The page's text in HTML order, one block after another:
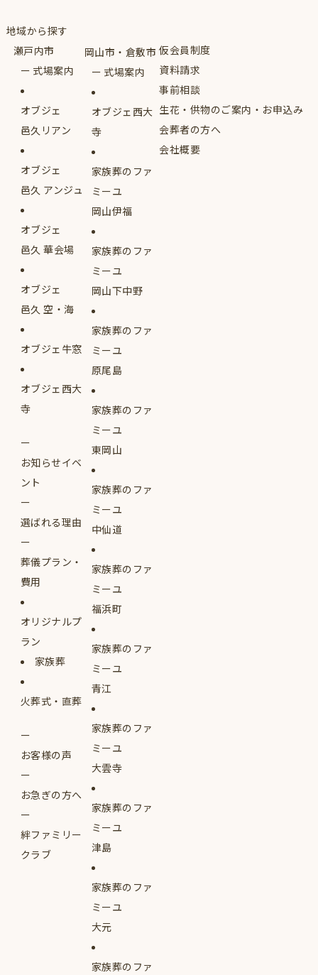
地域から探す
瀬戸内市
式場案内
オブジェ
邑久リアン
オブジェ
邑久 アンジュ
オブジェ
邑久 華会場
オブジェ
邑久 空・海
オブジェ牛窓
オブジェ西大
寺
お知らせイベ
ント
選ばれる理由
葬儀プラン・
費用
オリジナルプ
ラン
家族葬
火葬式・直葬
お客様の声
お急ぎの方へ
絆ファミリー
クラブ
岡山市・倉敷市
式場案内
オブジェ西大
寺
家族葬のファ
ミーユ
岡山伊福
家族葬のファ
ミーユ
岡山下中野
家族葬のファ
ミーユ
原尾島
家族葬のファ
ミーユ
東岡山
家族葬のファ
ミーユ
中仙道
家族葬のファ
ミーユ
福浜町
家族葬のファ
ミーユ
青江
家族葬のファ
ミーユ
大雲寺
家族葬のファ
ミーユ
津島
家族葬のファ
ミーユ
大元
家族葬のファ
仮会員制度
資料請求
事前相談
生花・供物のご案内・お申込み
会葬者の方へ
会社概要